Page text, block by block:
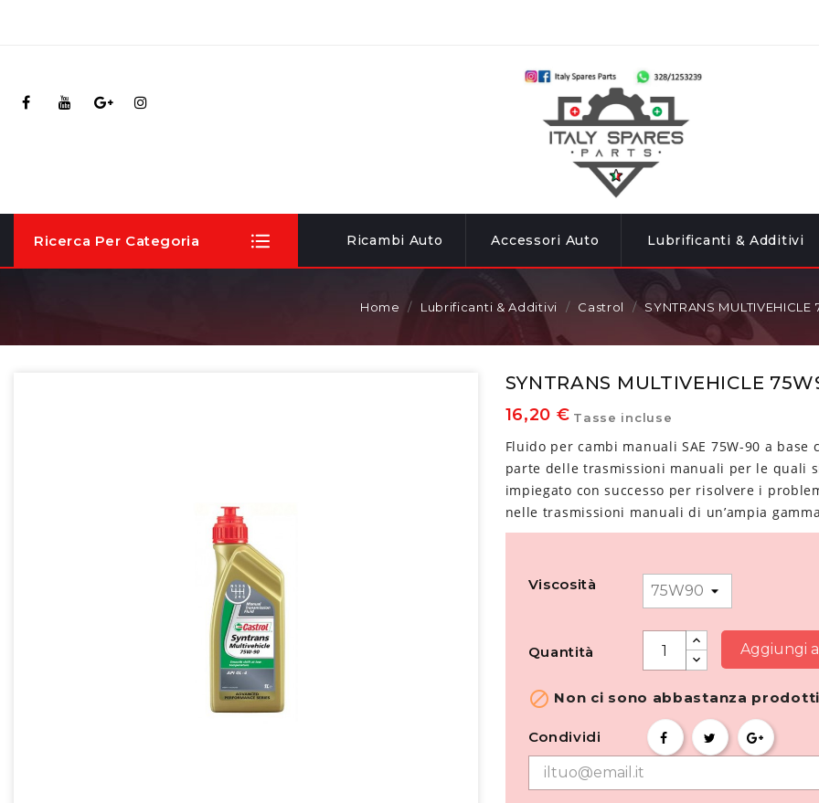
Ricambi Auto Accessori Auto Lubrificanti & Additivi
Ricerca Per Categoria
Home Lubrificanti & Additivi Castrol SYNTRANS MULTIVEHICLE
SYNTRANS MULTIVEHICLE
16,20 € Tasse incluse
Fluido per cambi manuali SAE 75W-90 a
parte delle trasmissioni manuali per le quali
impiegato con successo per risolvere i
nelle trasmissioni manuali di un’ampia
Viscosità
Quantità Aggiungi
 Non ci sono abbastanza
Condividi